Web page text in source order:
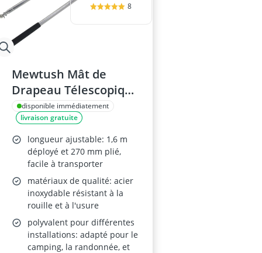
8
Mewtush Mât de
Drapeau Télescopique
1,6 m Noir
disponible immédiatement
livraison gratuite
longueur ajustable: 1,6 m
déployé et 270 mm plié,
facile à transporter
matériaux de qualité: acier
inoxydable résistant à la
rouille et à l'usure
polyvalent pour différentes
installations: adapté pour le
camping, la randonnée, et